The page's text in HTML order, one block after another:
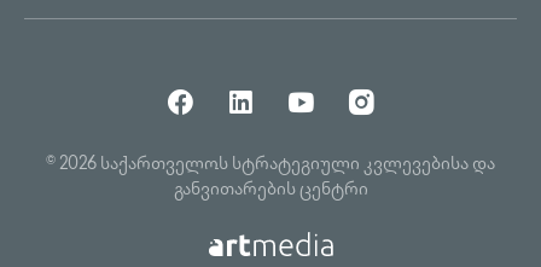
© 2026 საქართველოს სტრატეგიული კვლევებისა და
განვითარების ცენტრი